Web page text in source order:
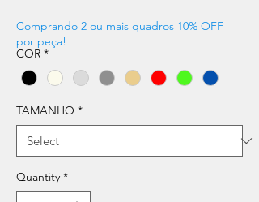
Comprando 2 ou mais quadros 10% OFF
por peça!
COR *
TAMANHO *
Quantity *